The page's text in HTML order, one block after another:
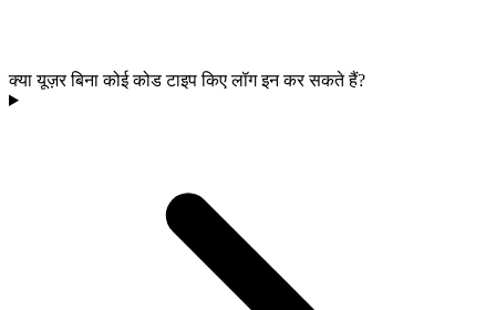
क्या यूज़र बिना कोई कोड टाइप किए लॉग इन कर सकते हैं?